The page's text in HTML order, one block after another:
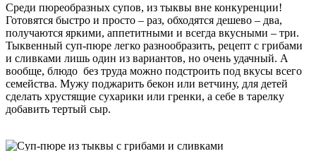
Среди пюреобразных супов, из тыквы вне конкуренции!
Готовятся быстро и просто – раз, обходятся дешево – два,
получаются яркими, аппетитными и всегда вкусными – три.
Тыквенный суп-пюре легко разнообразить, рецепт с грибами
и сливками лишь один из вариантов, но очень удачный. А
вообще, блюдо без труда можно подстроить под вкусы всего
семейства. Мужу поджарить бекон или ветчину, для детей
сделать хрустящие сухарики или гренки, а себе в тарелку
добавить тертый сыр.